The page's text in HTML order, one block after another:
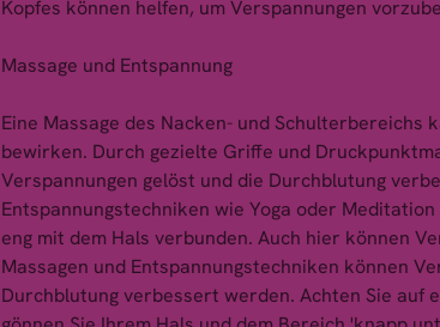
Kopfes können helfen, um Verspannungen
Massage und Entspannung
Eine Massage des Nacken- und Schulterbereichs
bewirken. Durch gezielte Griffe und
Verspannungen gelöst und die Durchblutung
Entspannungstechniken wie Yoga oder
eng mit dem Hals verbunden. Auch hier können
Massagen und Entspannungstechniken können
Durchblutung verbessert werden. Achten Sie auf